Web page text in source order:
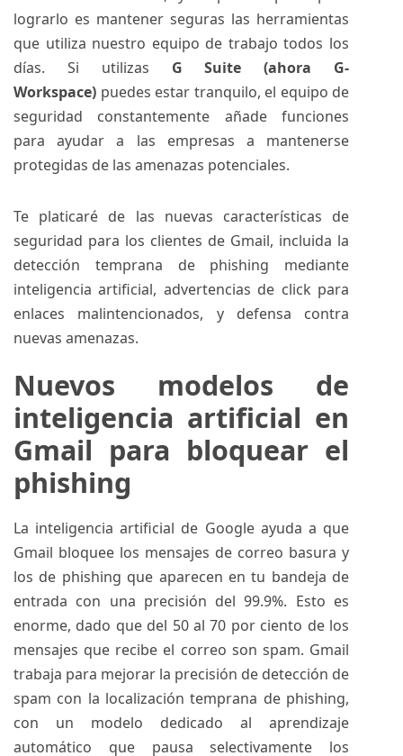
lograrlo es mantener seguras las herramientas
que utiliza nuestro equipo de trabajo todos los
días. Si utilizas G Suite (ahora G-
Workspace) puedes estar tranquilo, el equipo de
seguridad constantemente añade funciones
para ayudar a las empresas a mantenerse
protegidas de las amenazas potenciales.
Te platicaré de las nuevas características de
seguridad para los clientes de Gmail, incluida la
detección temprana de phishing mediante
inteligencia artificial, advertencias de click para
enlaces malintencionados, y defensa contra
nuevas amenazas.
Nuevos modelos de
inteligencia artificial en
Gmail para bloquear el
phishing
La inteligencia artificial de Google ayuda a que
Gmail bloquee los mensajes de correo basura y
los de phishing que aparecen en tu bandeja de
entrada con una precisión del 99.9%. Esto es
enorme, dado que del 50 al 70 por ciento de los
mensajes que recibe el correo son spam. Gmail
trabaja para mejorar la precisión de detección de
spam con la localización temprana de phishing,
con un modelo dedicado al aprendizaje
automático que pausa selectivamente los